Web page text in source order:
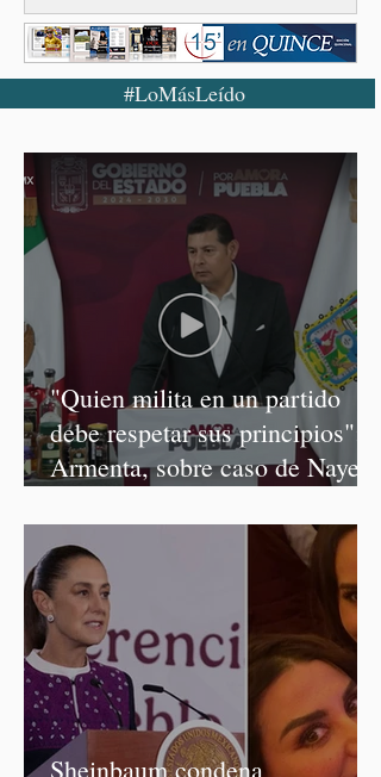
#LoMásLeído
"Quien milita en un partido
debe respetar sus principios":
Armenta, sobre caso de Nayeli
Sheinbaum condena